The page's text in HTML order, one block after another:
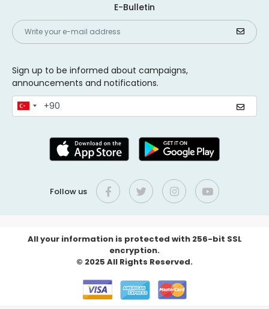
E-Bulletin
Sign up to be informed about campaigns,
announcements and notifications.
Follow us
All your information is protected with 256-bit SSL
encryption.
© 2025 All Rights Reserved.